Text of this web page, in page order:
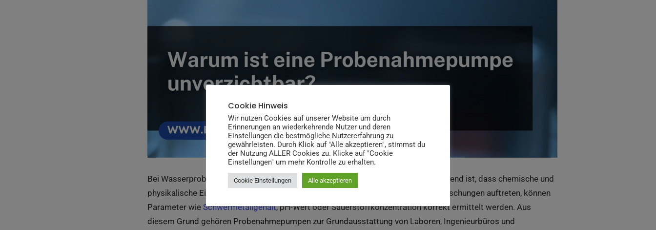
Bei Wasserproben reicht es nicht aus, einfach Flüssigkeit zu entnehmen. Entscheidend ist, dass chemische und
physikalische Eigenschaften der Probe unverändert bleiben. Nur wenn keine Verfälschungen auftreten, können
Parameter wie Schwermetallgehalt, pH-Wert oder Sauerstoffkonzentration korrekt ermittelt werden. Aus
diesem Grund gehören Probenahmepumpen zur Grundausstattung von Laboren, Ingenieurbüros und
Cookie Hinweis
Wir nutzen Cookies auf unserer Website um durch
Erinnerungen an wiederkehrende Nutzer und deren
Einstellungen die bestmögliche Nutzererfahrung zu
gewährleisten. Durch Klick auf "Alle akzeptieren", stimmst du
der Nutzung ALLER Cookies zu. Klicke auf "Cookie
Einstellungen" um mehr Kontrolle zu erhalten.
Cookie Einstellungen Alle akzeptieren